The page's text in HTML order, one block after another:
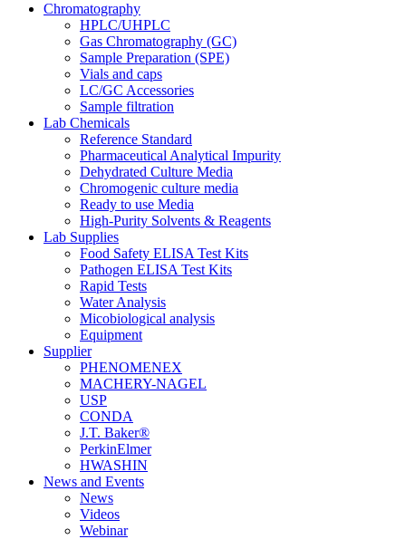
Chromatography
HPLC/UHPLC
Gas Chromatography (GC)
Sample Preparation (SPE)
Vials and caps
LC/GC Accessories
Sample filtration
Lab Chemicals
Reference Standard
Pharmaceutical Analytical Impurity
Dehydrated Culture Media
Chromogenic culture media
Ready to use Media
High-Purity Solvents & Reagents
Lab Supplies
Food Safety ELISA Test Kits
Pathogen ELISA Test Kits
Rapid Tests
Water Analysis
Micobiological analysis
Equipment
Supplier
PHENOMENEX
MACHERY-NAGEL
USP
CONDA
J.T. Baker®
PerkinElmer
HWASHIN
News and Events
News
Videos
Webinar